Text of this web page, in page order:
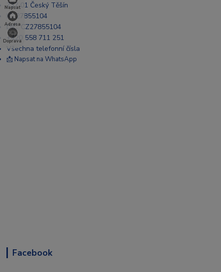
Napsat
Adresa
Doprava
737 01 Český Těšín
IČ: 27855104
DIČ: CZ27855104
+420 558 711 251
Všechna telefonní čísla
📩 Napsat na WhatsApp
Facebook